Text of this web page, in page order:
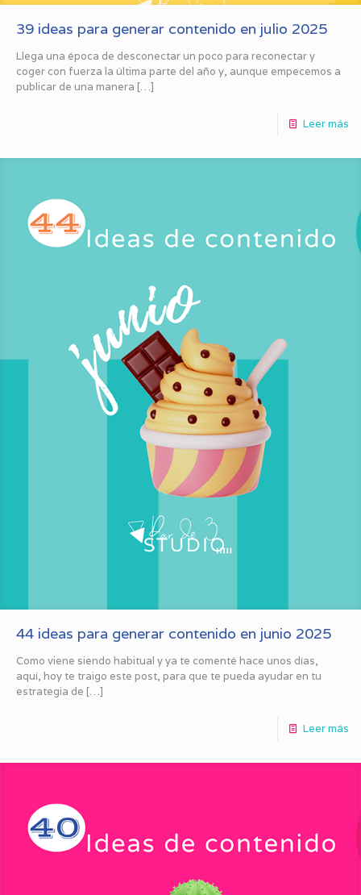
39 ideas para generar contenido en julio 2025
Llega una época de desconectar un poco para reconectar y
coger con fuerza la última parte del año y, aunque empecemos a
publicar de una manera […]
Leer más
44 ideas para generar contenido en junio 2025
Como viene siendo habitual y ya te comenté hace unos días,
aquí, hoy te traigo este post, para que te pueda ayudar en tu
estrategia de […]
Leer más